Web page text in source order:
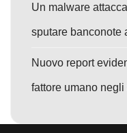
Un malware
sputare banconote
Nuovo report
fattore umano